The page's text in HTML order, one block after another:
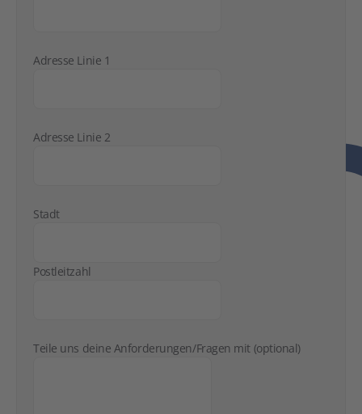
Adresse Linie 1
Adresse Linie 2
Stadt
Postleitzahl
Teile uns deine Anforderungen/Fragen mit (optional)